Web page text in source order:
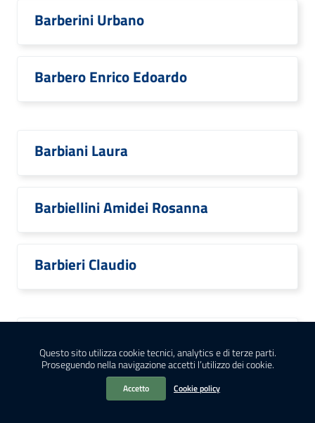
Questo sito utilizza cookie tecnici, analytics e di terze parti.
Proseguendo nella navigazione accetti l’utilizzo dei cookie.
Accetto Cookie policy
Barberini Urbano
Barbero Enrico Edoardo
Barbiani Laura
Barbiellini Amidei Rosanna
Barbieri Claudio
Barbieri Daniela